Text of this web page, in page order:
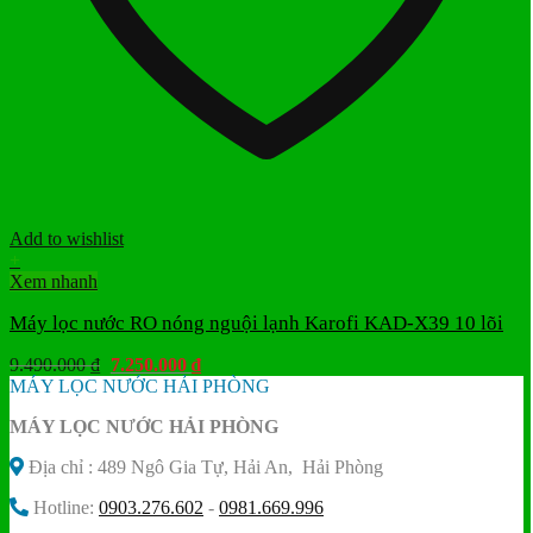
Add to wishlist
+
Xem nhanh
Máy lọc nước RO nóng nguội lạnh Karofi KAD-X39 10 lõi
9.490.000₫ Giá
gốc
9.490.000 ₫.
7.250.000 ₫Giá
hiện
là:
MÁY LỌC NƯỚC HẢI PHÒNG
MÁY LỌC NƯỚC HẢI PHÒNG
Địa chỉ : 489 Ngô Gia Tự, Hải An, Hải Phòng
Hotline: 0903.276.602 - 0981.669.996